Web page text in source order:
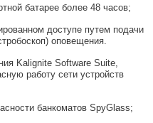
батарее более 48 часов;
доступе путем подачи
оповещения.
Kalignite Software Suite,
работу сети устройств
банкоматов SpyGlass;